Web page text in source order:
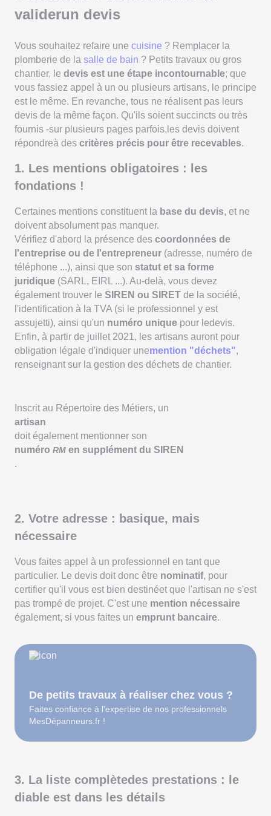
validerun devis
Vous souhaitez refaire une cuisine ? Remplacer la
plomberie de la salle de bain ? Petits travaux ou gros
chantier, le devis est une étape incontournable; que
vous fassiez appel à un ou plusieurs artisans, le principe
est le même. En revanche, tous ne réalisent pas leurs
devis de la même façon. Qu'ils soient succincts ou très
fournis -sur plusieurs pages parfois,les devis doivent
répondreà des critères précis pour être recevables.
1. Les mentions obligatoires : les
fondations !
Certaines mentions constituent la base du devis, et ne
doivent absolument pas manquer.
Vérifiez d'abord la présence des coordonnées de
l'entreprise ou de l'entrepreneur (adresse, numéro de
téléphone ...), ainsi que son statut et sa forme
juridique (SARL, EIRL ...). Au-delà, vous devez
également trouver le SIREN ou SIRET de la société,
l'identification à la TVA (si le professionnel y est
assujetti), ainsi qu'un numéro unique pour ledevis.
Enfin, à partir de juillet 2021, les artisans auront pour
obligation légale d'indiquer unemention "déchets",
renseignant sur la gestion des déchets de chantier.
Inscrit au Répertoire des Métiers, un
artisan
doit également mentionner son
numéro RM en supplément du SIREN
.
2. Votre adresse : basique, mais
nécessaire
Vous faites appel à un professionnel en tant que
particulier. Le devis doit donc être nominatif, pour
certifier qu'il vous est bien destinéet que l'artisan ne s'est
pas trompé de projet. C'est une mention nécessaire
également, si vous faites un emprunt bancaire.
De petits travaux à réaliser chez vous ?
Faites confiance à l'expertise de nos professionnels
MesDépanneurs.fr !
3. La liste complètedes prestations : le
diable est dans les détails